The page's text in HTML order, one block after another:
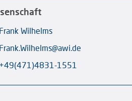
Frank Wilhelms
Frank.Wilhelms@awi.de
+49(471)4831-1551